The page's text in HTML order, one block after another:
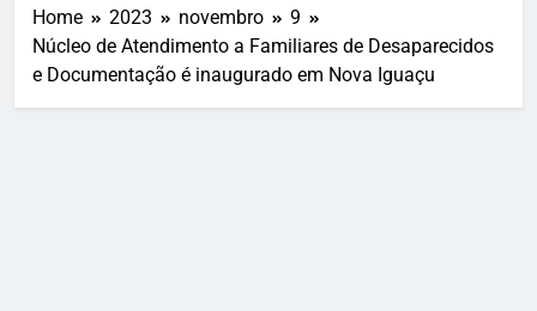
Home 2023 novembro
9
Núcleo de Atendimento a Familiares de Desaparecidos
e Documentação é inaugurado em Nova Iguaçu